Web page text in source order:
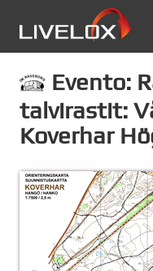
Evento:
talvirastit:
Koverhar